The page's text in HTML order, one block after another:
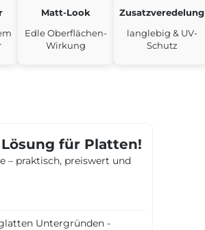
Matt-Look
Edle Oberflächen-
Wirkung
Zusatzveredelung
langlebig & UV-
Schutz
für Platten!
– praktisch, preiswert und
Untergründen -